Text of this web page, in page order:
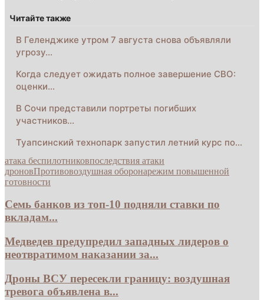
Читайте также
В Геленджике утром 7 августа снова объявляли
угрозу…
Когда следует ожидать полное завершение СВО:
оценки…
В Сочи представили портреты погибших
участников…
Туапсинский технопарк запустил летний курс по…
атака беспилотниковпоследствия атаки
дроновПротивовоздушная оборонарежим повышенной
готовности
Семь банков из топ-10 подняли ставки по
вкладам...
Медведев предупредил западных лидеров о
неотвратимом наказании за...
Дроны ВСУ пересекли границу: воздушная
тревога объявлена в...